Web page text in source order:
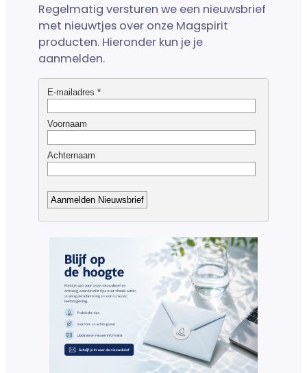
Regelmatig versturen we een nieuwsbrief
met nieuwtjes over onze Magspirit
producten. Hieronder kun je je
aanmelden.